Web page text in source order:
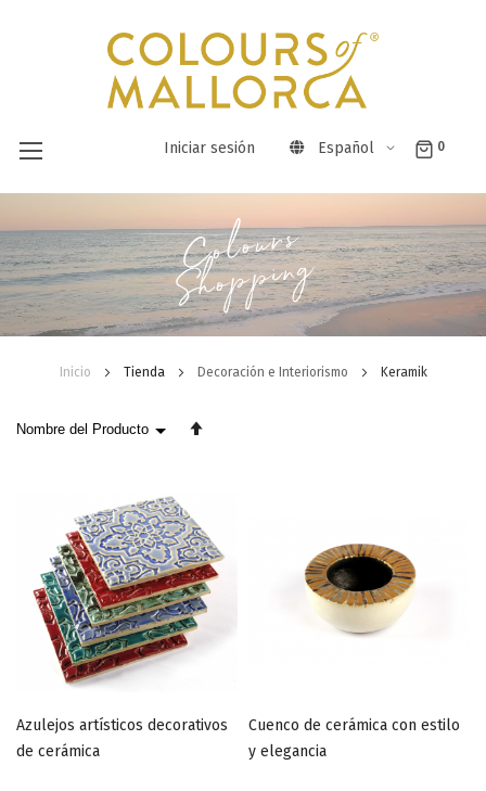
Iniciar sesión Español 0
al
contenido
Colours
Shopping
Inicio Tienda Decoración e Interiorismo Keramik
Azulejos artísticos decorativos
de cerámica
Cuenco de cerámica con estilo
y elegancia